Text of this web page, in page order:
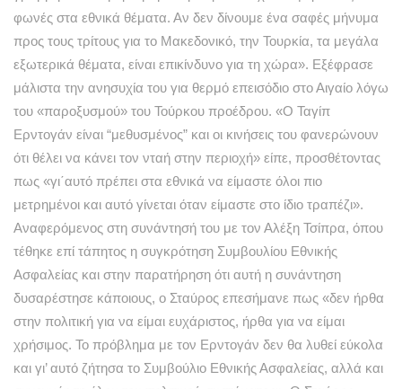
φωνές στα εθνικά θέματα. Αν δεν δίνουμε ένα σαφές μήνυμα
προς τους τρίτους για το Μακεδονικό, την Τουρκία, τα μεγάλα
εξωτερικά θέματα, είναι επικίνδυνο για τη χώρα». Εξέφρασε
μάλιστα την ανησυχία του για θερμό επεισόδιο στο Αιγαίο λόγω
του «παροξυσμού» του Τούρκου προέδρου. «Ο Ταγίπ
Ερντογάν είναι “μεθυσμένος” και οι κινήσεις του φανερώνουν
ότι θέλει να κάνει τον νταή στην περιοχή» είπε, προσθέτοντας
πως «γι΄αυτό πρέπει στα εθνικά να είμαστε όλοι πιο
μετρημένοι και αυτό γίνεται όταν είμαστε στο ίδιο τραπέζι».
Αναφερόμενος στη συνάντησή του με τον Αλέξη Τσίπρα, όπου
τέθηκε επί τάπητος η συγκρότηση Συμβουλίου Εθνικής
Ασφαλείας και στην παρατήρηση ότι αυτή η συνάντηση
δυσαρέστησε κάποιους, ο Σταύρος επεσήμανε πως «δεν ήρθα
στην πολιτική για να είμαι ευχάριστος, ήρθα για να είμαι
χρήσιμος. Το πρόβλημα με τον Ερντογάν δεν θα λυθεί εύκολα
και γι’ αυτό ζήτησα το Συμβούλιο Εθνικής Ασφαλείας, αλλά και